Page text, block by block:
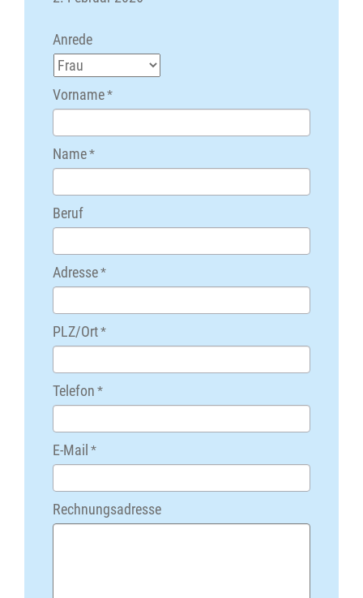
Anrede
Vorname*
Name*
Beruf
Adresse*
PLZ/Ort*
Telefon *
E-Mail *
Rechnungsadresse